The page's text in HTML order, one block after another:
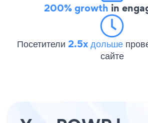
200% growth in
Посетители 2.5x дольше
сайте